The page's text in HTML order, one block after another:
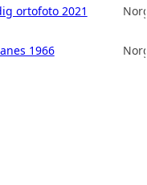
ortofoto 2021
1966